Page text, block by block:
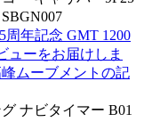
周年記念 GMT 1200
ューをお届けしま
ムーブメントの記